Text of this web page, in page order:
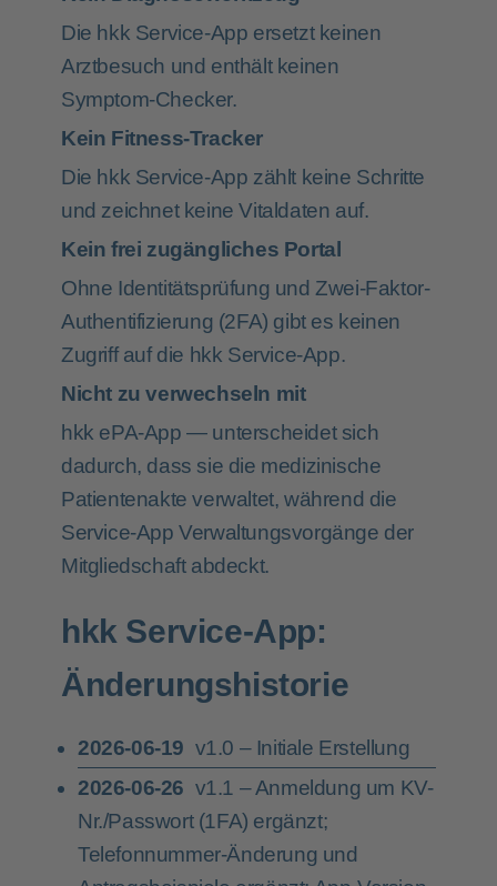
Die hkk Service-App ersetzt keinen
Arztbesuch und enthält keinen
Symptom-Checker.
Kein Fitness-Tracker
Die hkk Service-App zählt keine Schritte
und zeichnet keine Vitaldaten auf.
Kein frei zugängliches Portal
Ohne Identitätsprüfung und Zwei-Faktor-
Authentifizierung (2FA) gibt es keinen
Zugriff auf die hkk Service-App.
Nicht zu verwechseln mit
hkk ePA-App — unterscheidet sich
dadurch, dass sie die medizinische
Patientenakte verwaltet, während die
Service-App Verwaltungsvorgänge der
Mitgliedschaft abdeckt.
hkk Service-App:
Änderungshistorie
2026-06-19 v1.0 – Initiale Erstellung
2026-06-26 v1.1 – Anmeldung um KV-
Nr./Passwort (1FA) ergänzt;
Telefonnummer-Änderung und